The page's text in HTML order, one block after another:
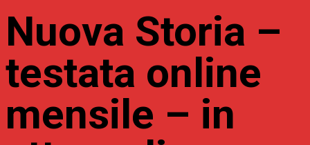
Nuova Storia –
testata online
mensile – in